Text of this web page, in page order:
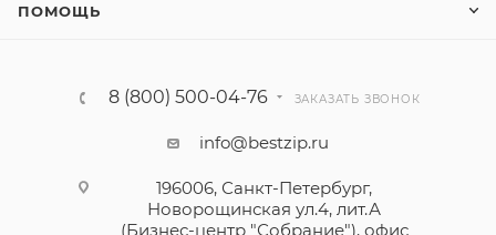
ПОМОЩЬ
8 (800) 500-04-76 ЗАКАЗАТЬ ЗВОНОК
info@bestzip.ru
196006, Санкт-Петербург,
Новорощинская ул.4, лит.А
(Бизнес-центр "Собрание"), офис